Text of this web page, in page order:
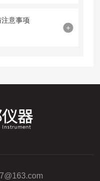
意事项
+